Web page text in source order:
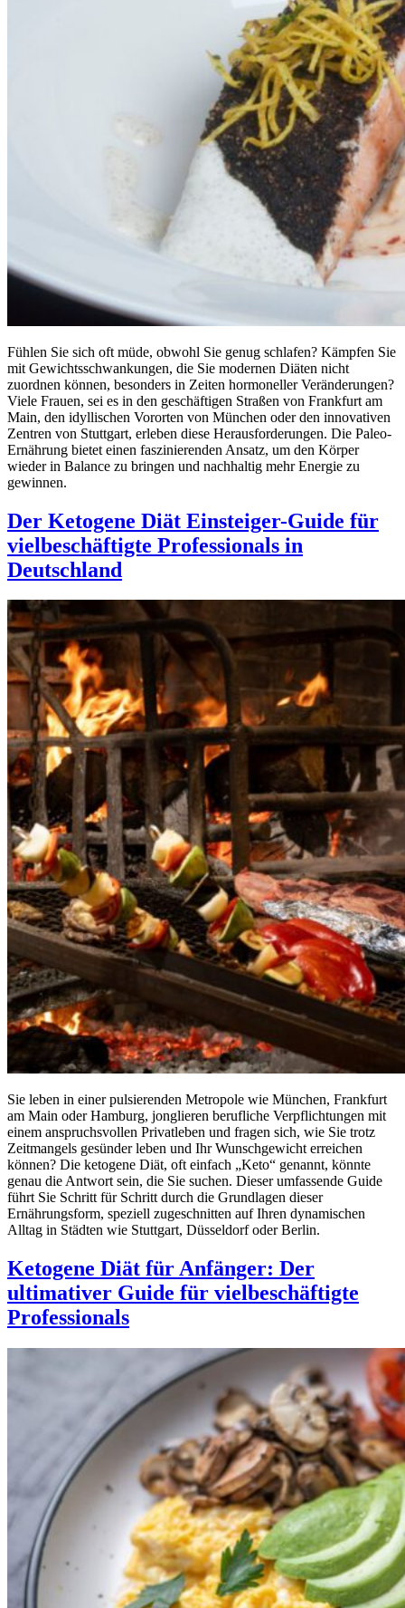
Fühlen Sie sich oft müde, obwohl Sie genug schlafen? Kämpfen Sie
mit Gewichtsschwankungen, die Sie modernen Diäten nicht
zuordnen können, besonders in Zeiten hormoneller Veränderungen?
Viele Frauen, sei es in den geschäftigen Straßen von Frankfurt am
Main, den idyllischen Vororten von München oder den innovativen
Zentren von Stuttgart, erleben diese Herausforderungen. Die Paleo-
Ernährung bietet einen faszinierenden Ansatz, um den Körper
wieder in Balance zu bringen und nachhaltig mehr Energie zu
gewinnen.
Der Ketogene Diät Einsteiger-Guide für
vielbeschäftigte Professionals in
Deutschland
Sie leben in einer pulsierenden Metropole wie München, Frankfurt
am Main oder Hamburg, jonglieren berufliche Verpflichtungen mit
einem anspruchsvollen Privatleben und fragen sich, wie Sie trotz
Zeitmangels gesünder leben und Ihr Wunschgewicht erreichen
können? Die ketogene Diät, oft einfach „Keto“ genannt, könnte
genau die Antwort sein, die Sie suchen. Dieser umfassende Guide
führt Sie Schritt für Schritt durch die Grundlagen dieser
Ernährungsform, speziell zugeschnitten auf Ihren dynamischen
Alltag in Städten wie Stuttgart, Düsseldorf oder Berlin.
Ketogene Diät für Anfänger: Der
ultimativer Guide für vielbeschäftigte
Professionals